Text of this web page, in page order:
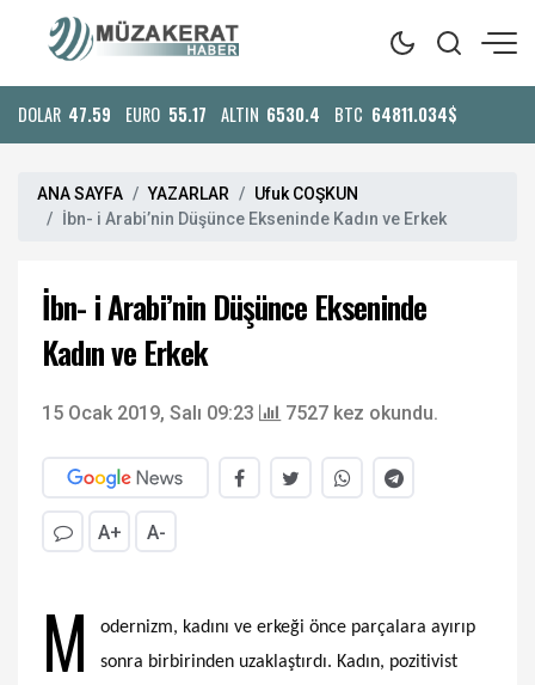
DOLAR 47.59 EURO 55.17 ALTIN 6530.4 BTC 64811.034$
ANA SAYFA YAZARLAR
Ufuk COŞKUN
İbn- i Arabi’nin Düşünce Ekseninde Kadın ve Erkek
İbn- i Arabi’nin Düşünce Ekseninde
Kadın ve Erkek
15 Ocak 2019, Salı 09:23 7527 kez okundu.
A+ A-
M
odernizm, kadını ve erkeği önce parçalara ayırıp
sonra birbirinden uzaklaştırdı. Kadın, pozitivist